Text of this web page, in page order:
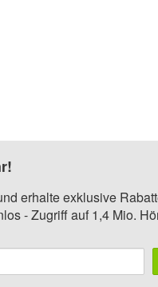
erhalte exklusive
- Zugriff auf 1,4 Mio.